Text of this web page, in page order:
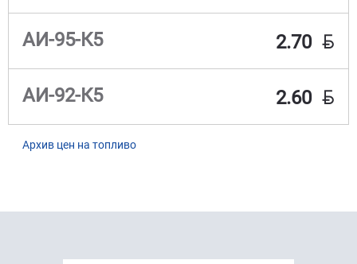
АИ-95-К5 2.70 BYN
АИ-92-К5 2.60 BYN
Архив цен на топливо